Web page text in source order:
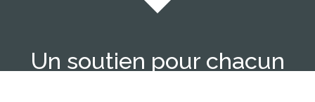
Un soutien pour chacun